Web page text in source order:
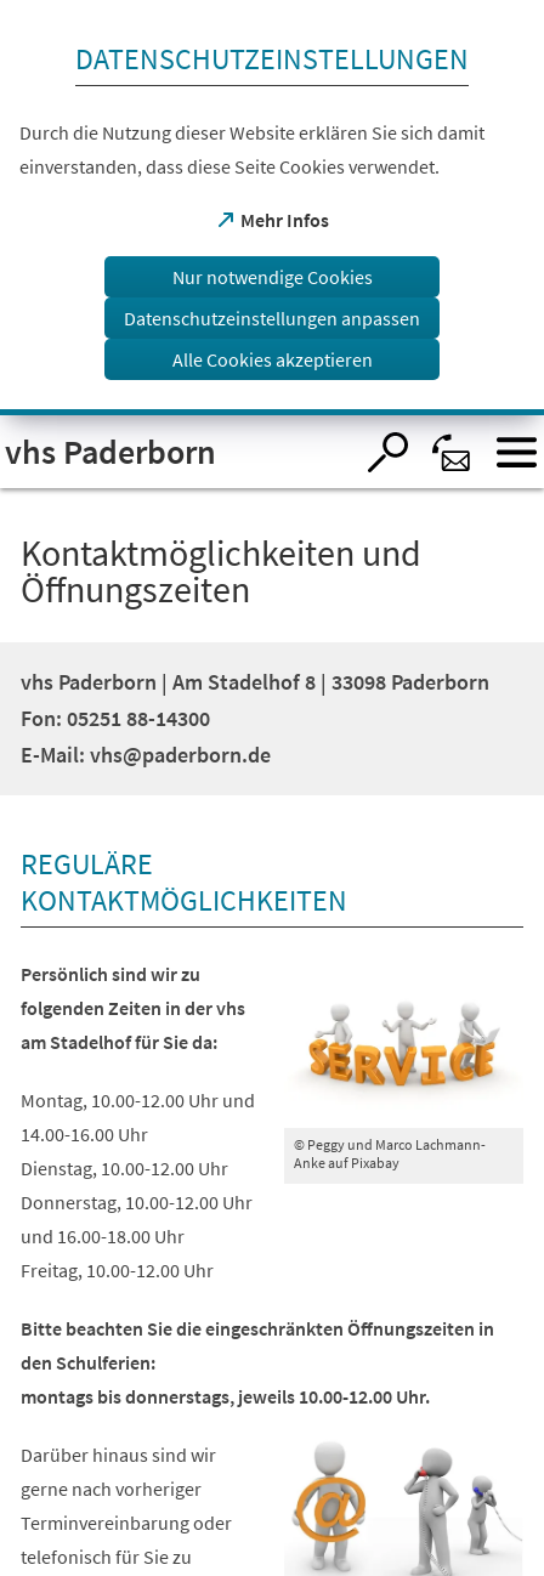
Visuelle
Assistenzsoftware
öffnen.
DATENSCHUTZEINSTELLUNGEN
Durch die Nutzung dieser Website erklären Sie sich damit
einverstanden, dass diese Seite Cookies verwendet.
Mehr Infos
(Öffnet
einem
Tab)
Nur notwendige Cookies
Datenschutzeinstellungen anpassen
Alle Cookies akzeptieren
vhs Paderborn
Kontaktmöglichkeiten und
Öffnungszeiten
vhs Paderborn | Am Stadelhof 8 | 33098 Paderborn
Fon: 05251 88-14300
E-Mail: vhs@paderborn.de
REGULÄRE
KONTAKTMÖGLICHKEITEN
© Peggy und Marco Lachmann-
Anke auf Pixabay
Persönlich sind wir zu
folgenden Zeiten in der vhs
am Stadelhof für Sie da:
Montag, 10.00-12.00 Uhr und
14.00-16.00 Uhr
Dienstag, 10.00-12.00 Uhr
Donnerstag, 10.00-12.00 Uhr
und 16.00-18.00 Uhr
Freitag, 10.00-12.00 Uhr
Bitte beachten Sie die eingeschränkten Öffnungszeiten in
den Schulferien:
montags bis donnerstags, jeweils 10.00-12.00 Uhr.
Darüber hinaus sind wir
gerne nach vorheriger
Terminvereinbarung oder
telefonisch für Sie zu